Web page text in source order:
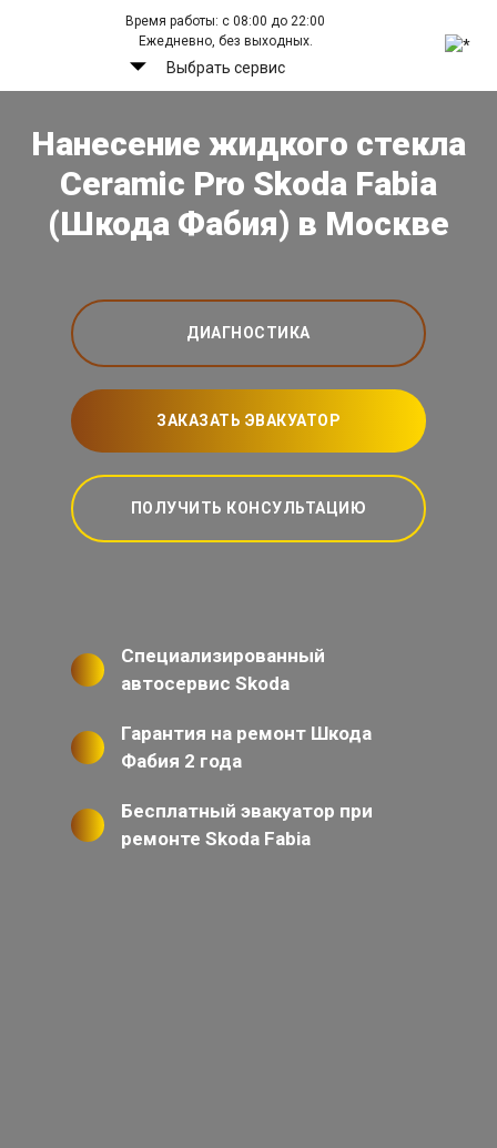
Время работы: с 08:00 до 22:00
Ежедневно, без выходных.
Выбрать сервис
Нанесение жидкого стекла
Ceramic Pro Skoda Fabia
(Шкода Фабия) в Москве
ДИАГНОСТИКА
ЗАКАЗАТЬ ЭВАКУАТОР
ПОЛУЧИТЬ КОНСУЛЬТАЦИЮ
Специализированный
автосервис Skoda
Гарантия на ремонт Шкода
Фабия 2 года
Бесплатный эвакуатор при
ремонте Skoda Fabia